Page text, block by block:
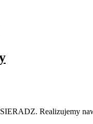
Realizujemy